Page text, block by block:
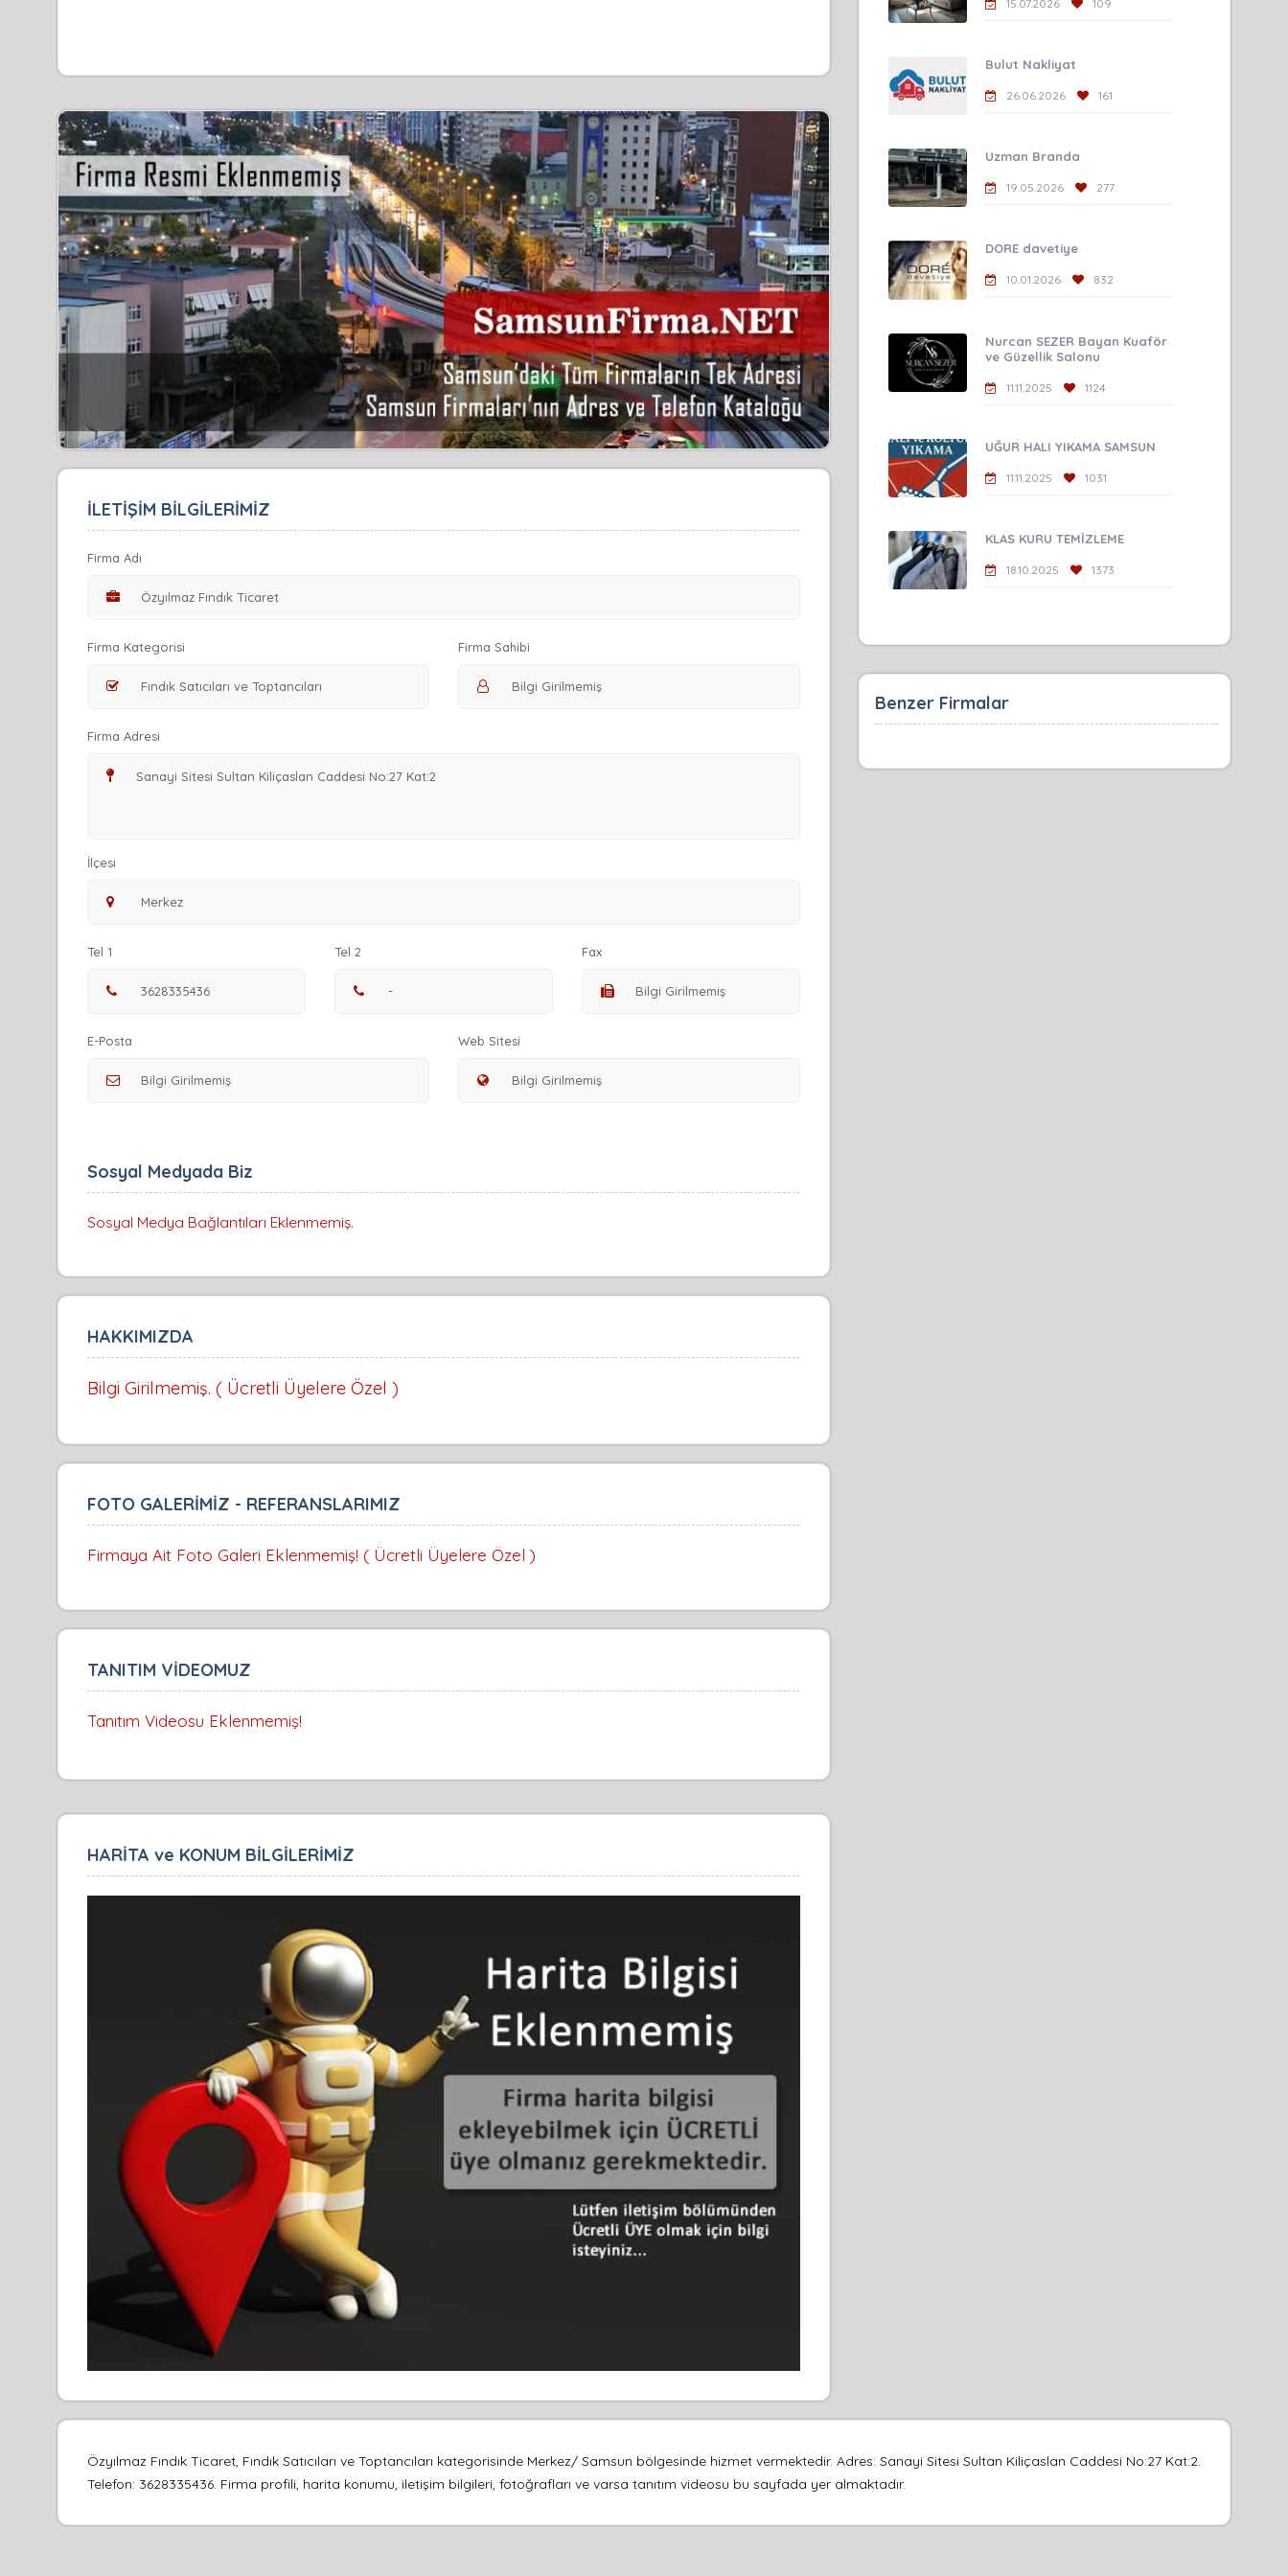
İLETİŞİM BİLGİLERİMİZ
Firma Adı
Firma Kategorisi Firma Sahibi
Firma Adresi
İlçesi
Tel 1 Tel 2 Fax
E-Posta Web Sitesi
Sosyal Medyada Biz
Sosyal Medya Bağlantıları Eklenmemiş.
HAKKIMIZDA
Bilgi Girilmemiş. ( Ücretli Üyelere Özel )
FOTO GALERİMİZ - REFERANSLARIMIZ
Firmaya Ait Foto Galeri Eklenmemiş! ( Ücretli Üyelere Özel )
TANITIM VİDEOMUZ
Tanıtım Videosu Eklenmemiş!
HARİTA ve KONUM BİLGİLERİMİZ
15.07.2026 109
Bulut Nakliyat
26.06.2026 161
Uzman Branda
19.05.2026 277
DORE davetiye
10.01.2026 832
Nurcan SEZER Bayan Kuaför
ve Güzellik Salonu
11.11.2025 1124
UĞUR HALI YIKAMA SAMSUN
11.11.2025 1031
KLAS KURU TEMİZLEME
18.10.2025 1373
Benzer Firmalar
Özyılmaz Fındık Ticaret, Fındık Satıcıları ve Toptancıları kategorisinde Merkez/ Samsun bölgesinde hizmet vermektedir. Adres: Sanayi Sitesi Sultan Kiliçaslan Caddesi No:27 Kat:2.
Telefon: 3628335436. Firma profili, harita konumu, iletişim bilgileri, fotoğrafları ve varsa tanıtım videosu bu sayfada yer almaktadır.